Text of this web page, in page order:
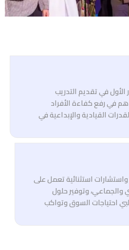
في تقديم التدريب
في رفع كفاءة الأفراد
القيادية والإبداعية في
استثنائية تعمل على
والجماعي، وتوفير حلول
احتياجات السوق وتواكب